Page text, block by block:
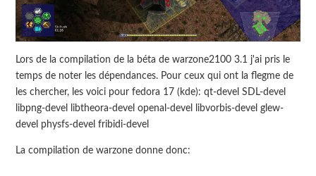
Lors de la compilation de la béta de warzone2100 3.1 j'ai pris le
temps de noter les dépendances. Pour ceux qui ont la flegme de
les chercher, les voici pour fedora 17 (kde): qt-devel SDL-devel
libpng-devel libtheora-devel openal-devel libvorbis-devel glew-
devel physfs-devel fribidi-devel
La compilation de warzone donne donc: